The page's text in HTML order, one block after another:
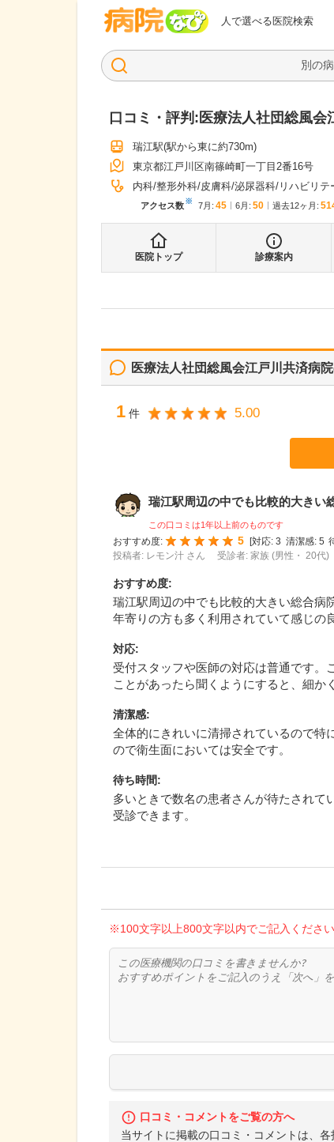
人で選べる医院検索
病院なび
口コミ・評判:医療法人社団総風会
瑞江駅(駅から東に約730m)
東京都江戸川区南篠崎町一丁目2番16号
内科 整形外科 皮膚科 泌尿器科 リハビリ
アクセス数※ 7月 : 45 6月 : 50 過去12ヶ月:
医院トップ 診療案内
医療法人社団総風会江戸川共済病院
1 件 5.00
瑞江駅周辺の中でも比較的大きい
この口コミは1年以上前のものです
おすすめ度:
5 [対応: 3 清潔感: 5
投稿者: レモン汁 さん
受診者: 家族 (男性・ 20代)
おすすめ度:
瑞江駅周辺の中でも比較的大きい総合病
年寄りの方も多く利用されていて感じの
対応:
受付スタッフや医師の対応は普通です。
ことがあったら聞くようにすると、細か
清潔感:
全体的にきれいに清掃されているので特
ので衛生面においては安全です。
待ち時間:
多いときで数名の患者さんが待たされて
受診できます。
※100文字以上800文字以内でご記入ください
口コミ・コメントをご覧の方へ
当サイトに掲載の口コミ・コメントは、